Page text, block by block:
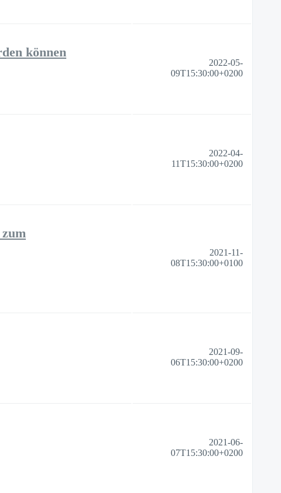
können
2022-05-
09T15:30:00+0200
2022-04-
11T15:30:00+0200
2021-11-
08T15:30:00+0100
2021-09-
06T15:30:00+0200
2021-06-
07T15:30:00+0200